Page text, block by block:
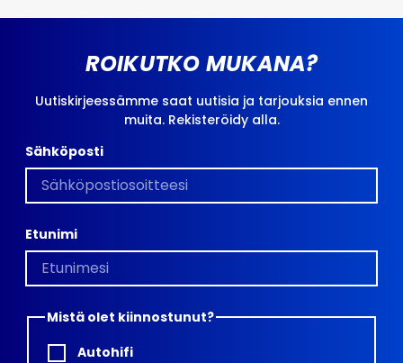
ROIKUTKO MUKANA?
Uutiskirjeessämme saat uutisia ja tarjouksia ennen
muita. Rekisteröidy alla.
Sähköposti
Etunimi
Mistä olet kiinnostunut?
Autohifi